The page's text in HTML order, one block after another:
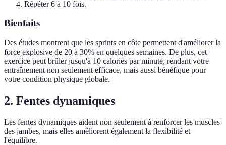
Répéter 6 à 10 fois.
Bienfaits
Des études montrent que les sprints en côte permettent d'améliorer la
force explosive de 20 à 30% en quelques semaines. De plus, cet
exercice peut brûler jusqu'à 10 calories par minute, rendant votre
entraînement non seulement efficace, mais aussi bénéfique pour
votre condition physique globale.
2. Fentes dynamiques
Les fentes dynamiques aident non seulement à renforcer les muscles
des jambes, mais elles améliorent également la flexibilité et
l'équilibre.